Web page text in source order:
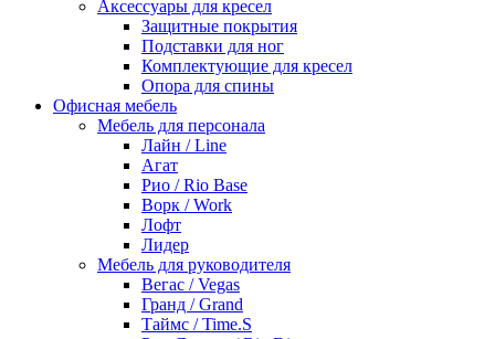
Аксессуары для кресел
Защитные покрытия
Подставки для ног
Комплектующие для кресел
Опора для спины
Офисная мебель
Мебель для персонала
Лайн / Line
Агат
Рио / Rio Base
Ворк / Work
Лофт
Лидер
Мебель для руководителя
Вегас / Vegas
Гранд / Grand
Таймс / Time.S